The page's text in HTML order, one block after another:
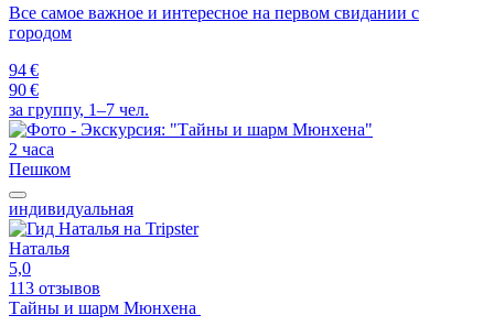
Все самое важное и интересное на первом свидании с
городом
94 €
90 €
за группу, 1–7 чел.
2 часа
Пешком
индивидуальная
Наталья
5,0
113 отзывов
Тайны и шарм Мюнхена